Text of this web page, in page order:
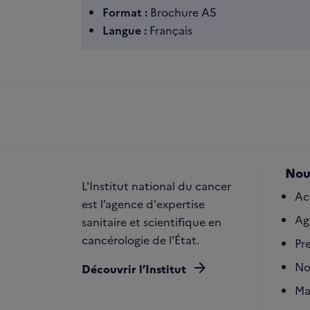
Format : Brochure A5
Langue : Français
L'Institut national du cancer
est l’agence d'expertise
sanitaire et scientifique en
cancérologie de l’État.
Découvrir l’Institut arrow_forward